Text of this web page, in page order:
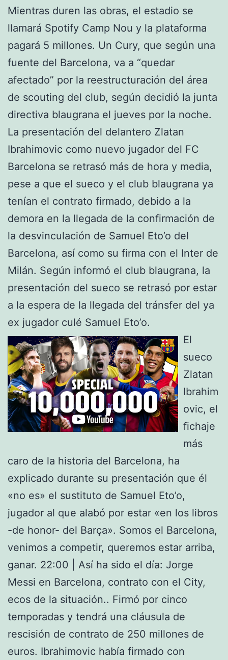
Mientras duren las obras, el estadio se
llamará Spotify Camp Nou y la plataforma
pagará 5 millones. Un Cury, que según una
fuente del Barcelona, va a “quedar
afectado” por la reestructuración del área
de scouting del club, según decidió la junta
directiva blaugrana el jueves por la noche.
La presentación del delantero Zlatan
Ibrahimovic como nuevo jugador del FC
Barcelona se retrasó más de hora y media,
pese a que el sueco y el club blaugrana ya
tenían el contrato firmado, debido a la
demora en la llegada de la confirmación de
la desvinculación de Samuel Eto’o del
Barcelona, así como su firma con el Inter de
Milán. Según informó el club blaugrana, la
presentación del sueco se retrasó por estar
a la espera de la llegada del tránsfer del ya
ex jugador culé Samuel Eto’o.
El
sueco
Zlatan
Ibrahim
ovic, el
fichaje
más
caro de la historia del Barcelona, ha
explicado durante su presentación que él
«no es» el sustituto de Samuel Eto’o,
jugador al que alabó por estar «en los libros
-de honor- del Barça». Somos el Barcelona,
venimos a competir, queremos estar arriba,
ganar. 22:00 | Así ha sido el día: Jorge
Messi en Barcelona, contrato con el City,
ecos de la situación.. Firmó por cinco
temporadas y tendrá una cláusula de
rescisión de contrato de 250 millones de
euros. Ibrahimovic había firmado con